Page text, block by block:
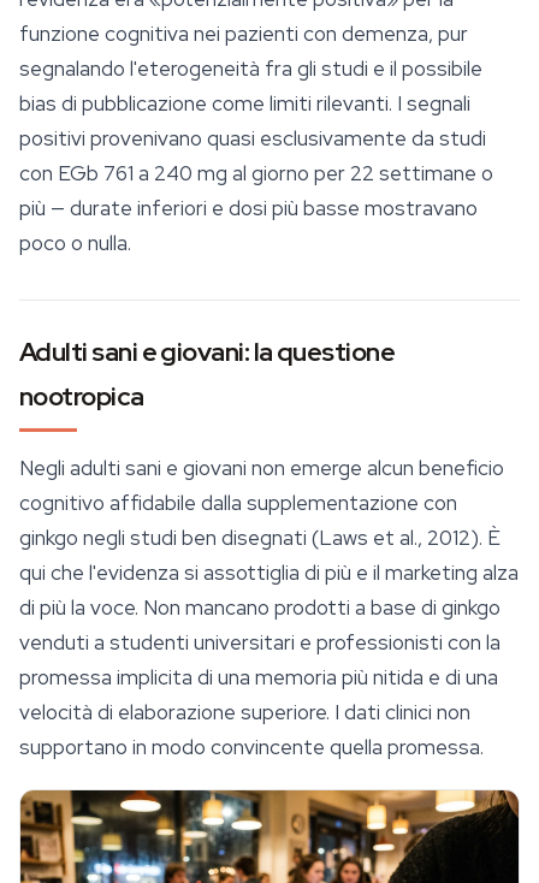
funzione cognitiva nei pazienti con demenza, pur
segnalando l'eterogeneità fra gli studi e il possibile
bias di pubblicazione come limiti rilevanti. I segnali
positivi provenivano quasi esclusivamente da studi
con EGb 761 a 240 mg al giorno per 22 settimane o
più — durate inferiori e dosi più basse mostravano
poco o nulla.
Adulti sani e giovani: la questione
nootropica
Negli adulti sani e giovani non emerge alcun beneficio
cognitivo affidabile dalla supplementazione con
ginkgo negli studi ben disegnati (Laws et al., 2012). È
qui che l'evidenza si assottiglia di più e il marketing alza
di più la voce. Non mancano prodotti a base di ginkgo
venduti a studenti universitari e professionisti con la
promessa implicita di una memoria più nitida e di una
velocità di elaborazione superiore. I dati clinici non
supportano in modo convincente quella promessa.